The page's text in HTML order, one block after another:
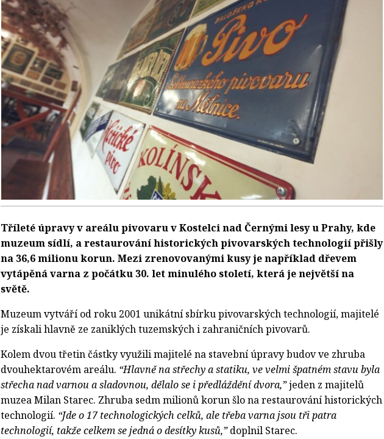
Tříleté úpravy v areálu pivovaru v Kostelci nad Černými lesy u Prahy, kde
muzeum sídlí, a restaurování historických pivovarských technologií přišly
na 36,6 milionu korun. Mezi zrenovovanými kusy je například dřevem
vytápěná varna z počátku 30. let minulého století, která je největší na
světě.
Muzeum vytváří od roku 2001 unikátní sbírku pivovarských technologií, majitelé
je získali hlavně ze zaniklých tuzemských i zahraničních pivovarů.
Kolem dvou třetin částky využili majitelé na stavební úpravy budov ve zhruba
dvouhektarovém areálu. “Hlavně na střechy a statiku, ve velmi špatném stavu byla
střecha nad varnou a sladovnou, dělalo se i předláždění dvora,”jeden z majitelů
muzea Milan Starec. Zhruba sedm milionů korun šlo na restaurování historických
technologií. “Jde o 17 technologických celků, ale třeba varna jsou tři patra
technologií, takže celkem se jedná o desítky kusů,”doplnil Starec.